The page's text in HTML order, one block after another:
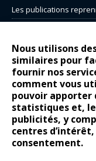
Nous utilisons
similaires pour
fournir nos
comment vous
pouvoir apporter
statistiques et,
publicités, y
centres
consentement.
Les publications
14 juillet : nouveau
Renault Espace :
Peugeot E-208 GTi :
COMMENTAIRES
Bernard Dardartdans